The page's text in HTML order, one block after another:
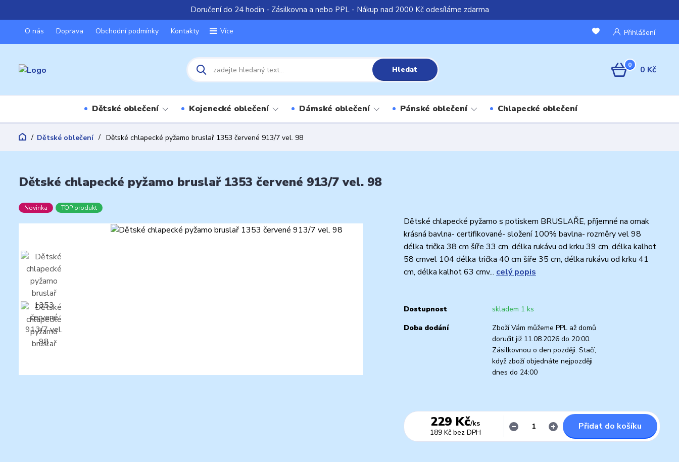
Doručení do 24 hodin - Zásilkovna a nebo PPL - Nákup nad 2000 Kč odesíláme zdarma
O nás Doprava Obchodní podmínky Kontakty Více Přihlášení
Hledat 0 0 Kč
Dětské oblečení Kojenecké oblečení Dámské oblečení Pánské oblečení Chlapecké oblečení
Dětské oblečení Dětské chlapecké pyžamo bruslař 1353 červené 913/7 vel. 98
Dětské chlapecké pyžamo bruslař 1353 červené 913/7 vel. 98
Novinka TOP produkt
Dětské chlapecké pyžamo s potiskem BRUSLAŘE, příjemné na omak
krásná bavlna- certifikované- složení 100% bavlna- rozměry vel 98
délka trička 38 cm šíře 33 cm, délka rukávu od krku 39 cm, délka kalhot
58 cmvel 104 délka trička 40 cm šíře 35 cm, délka rukávu od krku 41
cm, délka kalhot 63 cmv... celý popis
Dostupnost
skladem 1 ks
Doba dodání
Zboží Vám můžeme PPL až domů
doručit již 11.08.2026 do 20:00.
Zásilkovnou o den později. Stačí,
když zboží objednáte nejpozději
dnes do 24:00
229 Kč/ks
189 Kč bez DPH
Přidat do košíku